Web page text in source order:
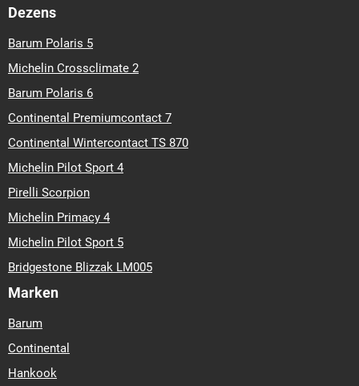
Dezens
Barum Polaris 5
Michelin Crossclimate 2
Barum Polaris 6
Continental Premiumcontact 7
Continental Wintercontact TS 870
Michelin Pilot Sport 4
Pirelli Scorpion
Michelin Primacy 4
Michelin Pilot Sport 5
Bridgestone Blizzak LM005
Marken
Barum
Continental
Hankook